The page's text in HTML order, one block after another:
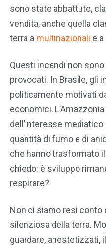
sono state abbattute,
vendita, anche quella
terra a multinazionali e
Questi incendi non
provocati. In Brasile, gli
politicamente motivati
economici.
dell’interesse mediatico
quantità di fumo e di
che hanno trasformato
chiedo: è sviluppo
respirare?
Non ci siamo resi conto
silenziosa della terra.
guardare, anestetizzati,